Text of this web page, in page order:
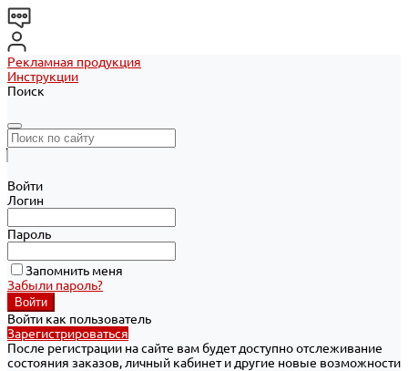
Рекламная продукция
Инструкции
Поиск
Войти
Логин
Пароль
Запомнить меня
Забыли пароль?
Войти как пользователь
Зарегистрироваться
После регистрации на сайте вам будет доступно отслеживание
состояния заказов, личный кабинет и другие новые возможности